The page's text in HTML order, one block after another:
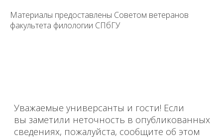
Материалы предоставлены Советом ветеранов
факультета филологии СПбГУ